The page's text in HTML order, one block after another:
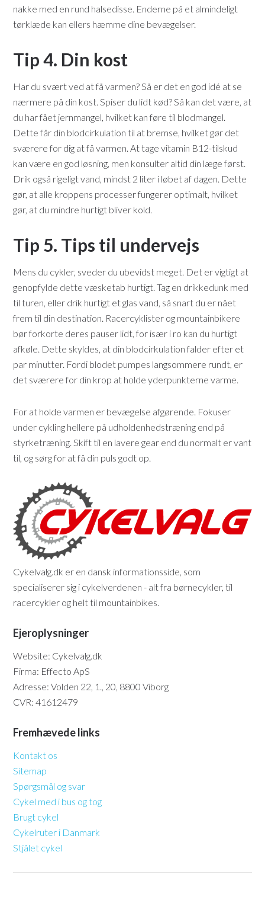
nakke med en rund halsedisse. Enderne på et almindeligt
tørklæde kan ellers hæmme dine bevægelser.
Tip 4. Din kost
Har du svært ved at få varmen? Så er det en god idé at se
nærmere på din kost. Spiser du lidt kød? Så kan det være, at
du har fået jernmangel, hvilket kan føre til blodmangel.
Dette får din blodcirkulation til at bremse, hvilket gør det
sværere for dig at få varmen. At tage vitamin B12-tilskud
kan være en god løsning, men konsulter altid din læge først.
Drik også rigeligt vand, mindst 2 liter i løbet af dagen. Dette
gør, at alle kroppens processer fungerer optimalt, hvilket
gør, at du mindre hurtigt bliver kold.
Tip 5. Tips til undervejs
Mens du cykler, sveder du ubevidst meget. Det er vigtigt at
genopfylde dette væsketab hurtigt. Tag en drikkedunk med
til turen, eller drik hurtigt et glas vand, så snart du er nået
frem til din destination. Racercyklister og mountainbikere
bør forkorte deres pauser lidt, for især i ro kan du hurtigt
afkøle. Dette skyldes, at din blodcirkulation falder efter et
par minutter. Fordi blodet pumpes langsommere rundt, er
det sværere for din krop at holde yderpunkterne varme.
For at holde varmen er bevægelse afgørende. Fokuser
under cykling hellere på udholdenhedstræning end på
styrketræning. Skift til en lavere gear end du normalt er vant
til, og sørg for at få din puls godt op.
Cykelvalg.dk er en dansk informationsside, som
specialiserer sig i cykelverdenen - alt fra børnecykler, til
racercykler og helt til mountainbikes.
Ejeroplysninger
Website: Cykelvalg.dk
Firma: Effecto ApS
Adresse: Volden 22, 1., 20, 8800 Viborg
CVR: 41612479
Fremhævede links
Kontakt os
Sitemap
Spørgsmål og svar
Cykel med i bus og tog
Brugt cykel
Cykelruter i Danmark
Stjålet cykel